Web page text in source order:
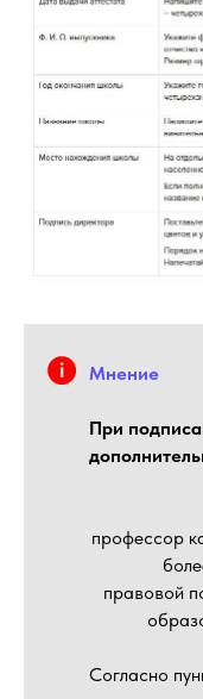
Мнение
При
профессор
правовой
Согласно